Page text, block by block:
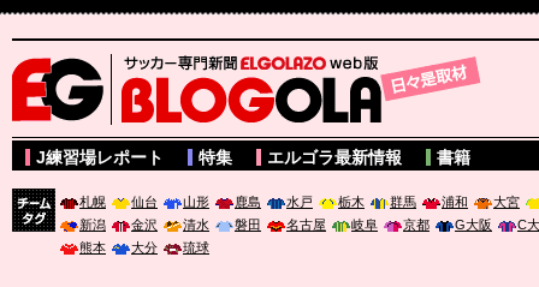
サッカー専門新聞ELGOLAZO web版 BLOGOLA
J練習場レポート 特集 エルゴラ最新情報 書籍
札幌 仙台 山形 鹿島 水戸 栃木 群馬 浦和
大宮
新潟
金沢 清水 磐田 名古屋 岐阜 京都 G大阪
C
熊本
大分 琉球